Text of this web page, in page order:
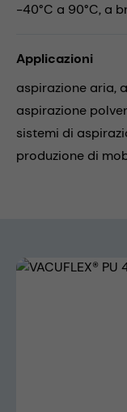
-40°C a 90°C, a
Applicazioni
aspirazione aria,
aspirazione
sistemi di
produzione di
Skip image gallery